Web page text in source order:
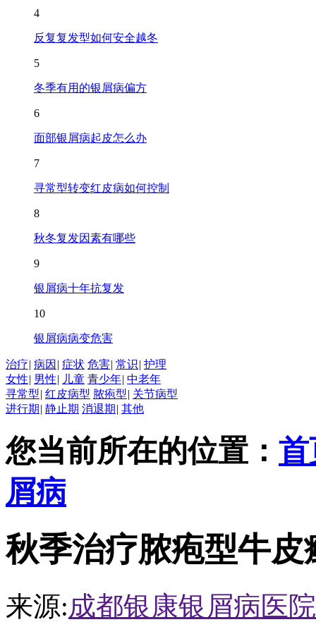
4
反复复发型如何安全越冬
5
冬季有用的银屑病偏方
6
面部银屑病起皮怎么办
7
寻常型转变红皮病如何控制
8
秋冬复发因素有哪些
9
银屑病十年抗复发
10
银屑病病变危害
治疗| 病因 | 症状 危害| 常识| 护理
女性| 男性| 儿童 青少年| 中老年
寻常型| 红皮病型 脓疱型| 关节病型
进行期 | 静止期 消退期 | 其他
您当前所在的位置： 首
屑病
秋季治疗脓疱型牛
来源:成都银康银屑病医院